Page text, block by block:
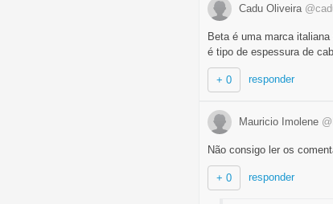
Cadu Oliveira
Beta é uma marca
é tipo de espessura de
+ 0 responder
Mauricio Imolene
Não consigo ler os
+ 0 responder